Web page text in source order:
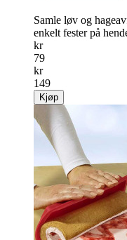
Samle løv og
enkelt fester på
kr
79
kr
149
Kjøp